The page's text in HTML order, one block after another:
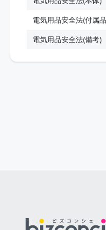
電気用品安全法(付属
電気用品安全法(備考)